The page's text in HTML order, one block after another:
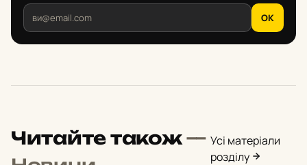
OK
Читайте також— Усі матеріали
розділу